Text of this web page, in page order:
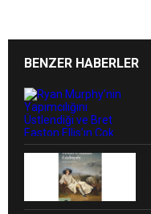
BENZER HABERLER